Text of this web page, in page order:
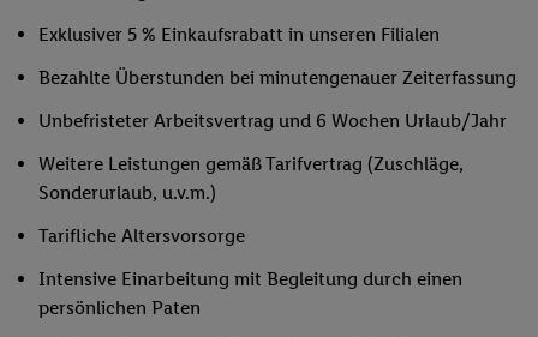
Exklusiver 5 % Einkaufsrabatt in unseren Filialen
Bezahlte Überstunden bei minutengenauer Zeiterfassung
Unbefristeter Arbeitsvertrag und 6 Wochen Urlaub/Jahr
Weitere Leistungen gemäß Tarifvertrag (Zuschläge,
Sonderurlaub, u.v.m.)
Tarifliche Altersvorsorge
Intensive Einarbeitung mit Begleitung durch einen
persönlichen Paten